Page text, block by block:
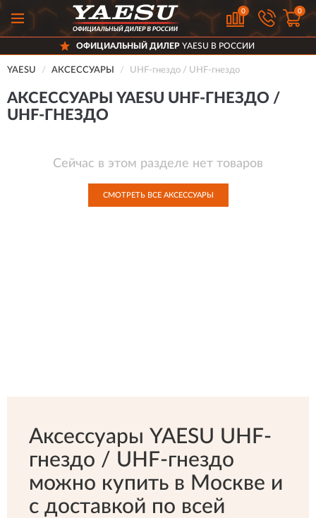
0 0
ОФИЦИАЛЬНЫЙ ДИЛЕР YAESU В РОССИИ
YAESU АКСЕССУАРЫ UHF-гнездо / UHF-гнездо
АКСЕССУАРЫ YAESU UHF-ГНЕЗДО /
UHF-ГНЕЗДО
Сейчас в этом разделе нет товаров
СМОТРЕТЬ ВСЕ АКСЕССУАРЫ
Аксессуары YAESU UHF-
гнездо / UHF-гнездо
можно купить в Москве и
с доставкой по всей